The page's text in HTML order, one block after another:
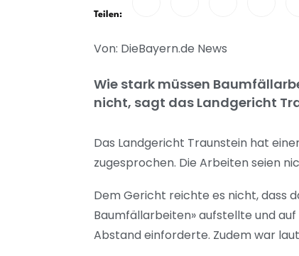
Teilen:
Von: DieBayern.de News
Wie stark müssen
nicht, sagt das Landgericht
Das Landgericht Traunstein hat
zugesprochen. Die Arbeiten seien
Dem Gericht reichte es nicht, dass
Baumfällarbeiten» aufstellte und
Abstand einforderte. Zudem war